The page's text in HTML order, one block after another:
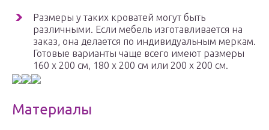
Размеры у таких кроватей могут быть
различными. Если мебель изготавливается на
заказ, она делается по индивидуальным меркам.
Готовые варианты чаще всего имеют размеры
160 x 200 см, 180 x 200 см или 200 x 200 см.
Материалы